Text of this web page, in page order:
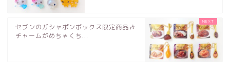
セブンのガシャポンボックス限定商品🎶
チャームがめちゃくち...